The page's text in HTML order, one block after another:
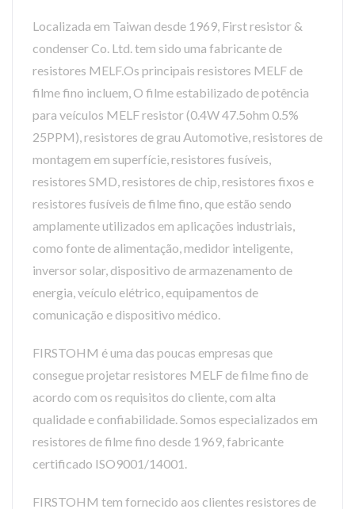
Localizada em Taiwan desde 1969, First resistor &
condenser Co. Ltd. tem sido uma fabricante de
resistores MELF.Os principais resistores MELF de
filme fino incluem, O filme estabilizado de potência
para veículos MELF resistor (0.4W 47.5ohm 0.5%
25PPM), resistores de grau Automotive, resistores de
montagem em superfície, resistores fusíveis,
resistores SMD, resistores de chip, resistores fixos e
resistores fusíveis de filme fino, que estão sendo
amplamente utilizados em aplicações industriais,
como fonte de alimentação, medidor inteligente,
inversor solar, dispositivo de armazenamento de
energia, veículo elétrico, equipamentos de
comunicação e dispositivo médico.
FIRSTOHM é uma das poucas empresas que
consegue projetar resistores MELF de filme fino de
acordo com os requisitos do cliente, com alta
qualidade e confiabilidade. Somos especializados em
resistores de filme fino desde 1969, fabricante
certificado ISO9001/14001.
FIRSTOHM tem fornecido aos clientes resistores de